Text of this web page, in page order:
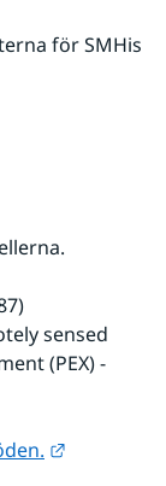
för SMHis
sensed
(PEX) -